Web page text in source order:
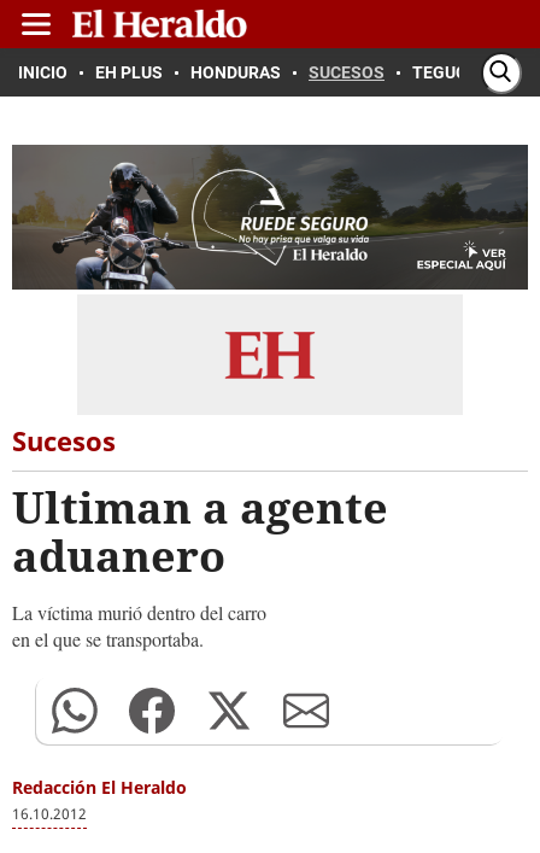
INICIO EH PLUS HONDURAS SUCESOS TEGUCIGALPA
Sucesos
Ultiman a agente
aduanero
La víctima murió dentro del carro
en el que se transportaba.
Redacción El Heraldo
16.10.2012